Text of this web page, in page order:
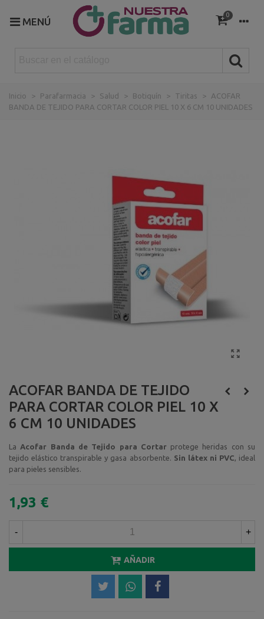
MENÚ
0
Inicio > Parafarmacia > Salud > Botiquín > Tiritas >
ACOFAR
BANDA DE TEJIDO PARA CORTAR COLOR PIEL 10 X 6 CM 10 UNIDADES
ACOFAR BANDA DE TEJIDO
PARA CORTAR COLOR PIEL 10 X
6 CM 10 UNIDADES
La Acofar Banda de Tejido para Cortar protege heridas con su
tejido elástico transpirable y gasa absorbente. Sin látex ni PVC , ideal
para pieles sensibles.
1,93 €
- +
AÑADIR